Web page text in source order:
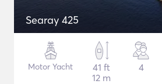
Searay 425
Motor Yacht
41 ft
12 m
4